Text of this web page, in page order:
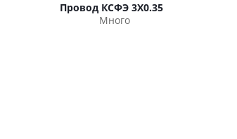
Провод КСФЭ 3Х0.35
Много